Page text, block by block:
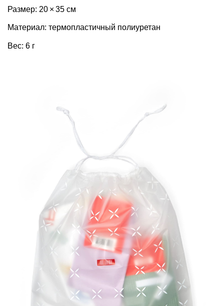
Размер: 20 × 35 см
Материал: термопластичный полиуретан
Вес: 6 г